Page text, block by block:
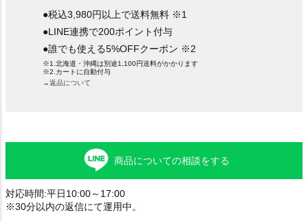
●税込3,980円以上で送料無料 ※1
●LINE連携で200ポイント付与
●誰でも使える5%OFFクーポン ※2
※1.北海道・沖縄は別途1,100円送料がかかります
※2.カートに自動付与
→返品について
商品についての相談をする
対応時間:平日10:00～17:00
※30分以内の返信にて運用中。